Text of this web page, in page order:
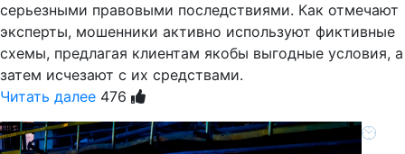
серьезными правовыми последствиями. Как отмечают
эксперты, мошенники активно используют фиктивные
схемы, предлагая клиентам якобы выгодные условия, а
затем исчезают с их средствами.
Читать далее 476